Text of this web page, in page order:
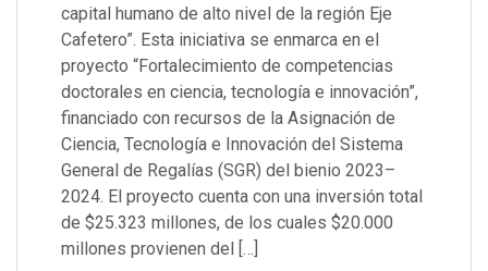
capital humano de alto nivel de la región Eje
Cafetero”. Esta iniciativa se enmarca en el
proyecto “Fortalecimiento de competencias
doctorales en ciencia, tecnología e innovación”,
financiado con recursos de la Asignación de
Ciencia, Tecnología e Innovación del Sistema
General de Regalías (SGR) del bienio 2023–
2024. El proyecto cuenta con una inversión total
de $25.323 millones, de los cuales $20.000
millones provienen del […]